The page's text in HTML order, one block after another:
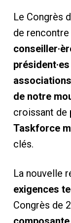
Le Congrès
de
associations
de notre
croissant de
Taskforce
clés.
La nouvelle
exigences
Congrès de